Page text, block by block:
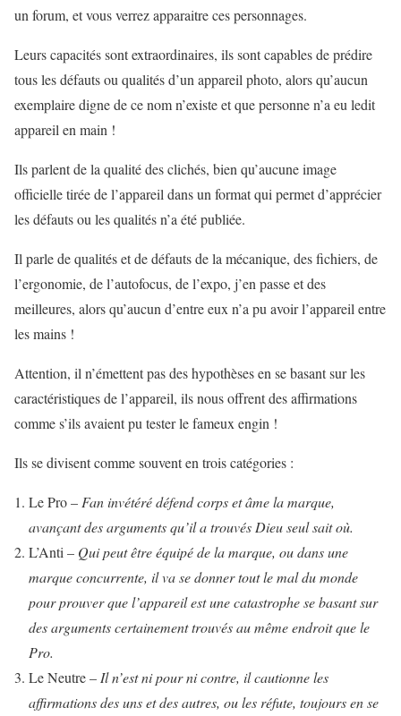
un forum, et vous verrez apparaitre ces personnages.
Leurs capacités sont extraordinaires, ils sont capables de prédire
tous les défauts ou qualités d’un appareil photo, alors qu’aucun
exemplaire digne de ce nom n’existe et que personne n’a eu ledit
appareil en main !
Ils parlent de la qualité des clichés, bien qu’aucune image
officielle tirée de l’appareil dans un format qui permet d’apprécier
les défauts ou les qualités n’a été publiée.
Il parle de qualités et de défauts de la mécanique, des fichiers, de
l’ergonomie, de l’autofocus, de l’expo, j’en passe et des
meilleures, alors qu’aucun d’entre eux n’a pu avoir l’appareil entre
les mains !
Attention, il n’émettent pas des hypothèses en se basant sur les
caractéristiques de l’appareil, ils nous offrent des affirmations
comme s’ils avaient pu tester le fameux engin !
Ils se divisent comme souvent en trois catégories :
Le Pro – Fan invétéré défend corps et âme la marque,
avançant des arguments qu’il a trouvés Dieu seul sait où.
L’Anti – Qui peut être équipé de la marque, ou dans une
marque concurrente, il va se donner tout le mal du monde
pour prouver que l’appareil est une catastrophe se basant sur
des arguments certainement trouvés au même endroit que le
Pro.
Le Neutre – Il n’est ni pour ni contre, il cautionne les
affirmations des uns et des autres, ou les réfute, toujours en se